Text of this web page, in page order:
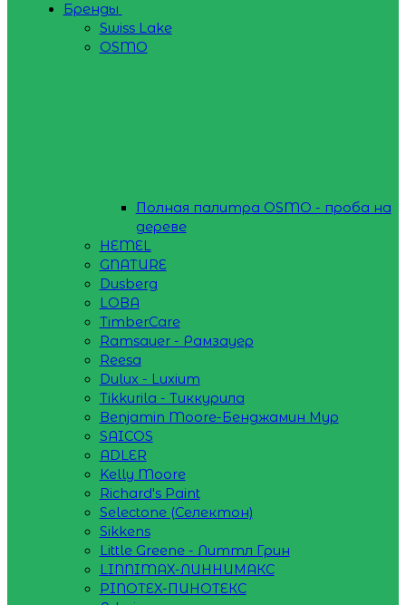
Бренды
Swiss Lake
OSMO
Полная палитра OSMO - проба на
дереве
HEMEL
GNATURE
Dusberg
LOBA
TimberCare
Ramsauer - Рамзауер
Reesa
Dulux - Luxium
Tikkurila - Тиккурила
Benjamin Moore-Бенджамин Мур
SAICOS
ADLER
Kelly Moore
Richard's Paint
Selectone (Селектон)
Sikkens
Little Greene - Литтл Грин
LINNIMAX-ЛИННИМАКС
PINOTEX-ПИНОТЕКС